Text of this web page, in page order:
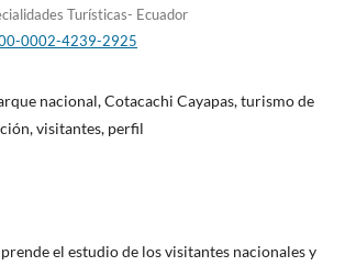
Turísticas- Ecuador
0002-4239-2925
nacional, Cotacachi Cayapas, turismo de
visitantes, perfil
el estudio de los visitantes nacionales y